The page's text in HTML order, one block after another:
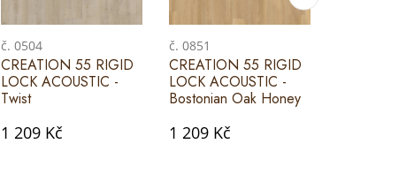
č. 0504
CREATION 55 RIGID
LOCK ACOUSTIC -
Twist
1 209 Kč
č. 0851
CREATION 55 RIGID
LOCK ACOUSTIC -
Bostonian Oak Honey
1 209 Kč